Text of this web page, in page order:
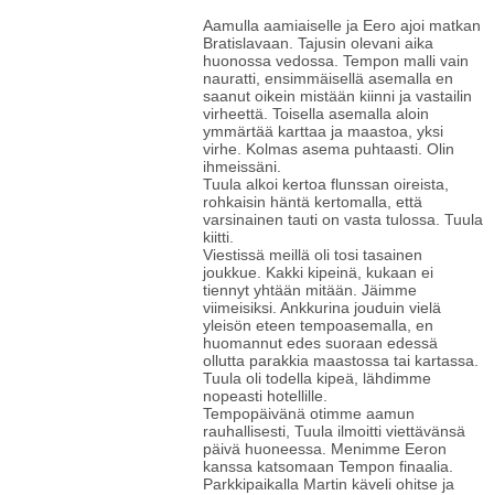
Aamulla aamiaiselle ja Eero ajoi matkan
Bratislavaan. Tajusin olevani aika
huonossa vedossa. Tempon malli vain
nauratti, ensimmäisellä asemalla en
saanut oikein mistään kiinni ja vastailin
virheettä. Toisella asemalla aloin
ymmärtää karttaa ja maastoa, yksi
virhe. Kolmas asema puhtaasti. Olin
ihmeissäni.
Tuula alkoi kertoa flunssan oireista,
rohkaisin häntä kertomalla, että
varsinainen tauti on vasta tulossa. Tuula
kiitti.
Viestissä meillä oli tosi tasainen
joukkue. Kakki kipeinä, kukaan ei
tiennyt yhtään mitään. Jäimme
viimeisiksi. Ankkurina jouduin vielä
yleisön eteen tempoasemalla, en
huomannut edes suoraan edessä
ollutta parakkia maastossa tai kartassa.
Tuula oli todella kipeä, lähdimme
nopeasti hotellille.
Tempopäivänä otimme aamun
rauhallisesti, Tuula ilmoitti viettävänsä
päivä huoneessa. Menimme Eeron
kanssa katsomaan Tempon finaalia.
Parkkipaikalla Martin käveli ohitse ja